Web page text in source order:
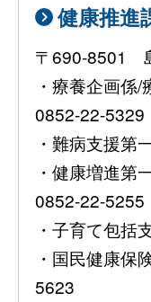
健康推進
〒690-8501
・療養企画係
0852-22-5329
・難病支援第
・健康増進第
0852-22-5255
・子育て包括
・国民健康保
5623